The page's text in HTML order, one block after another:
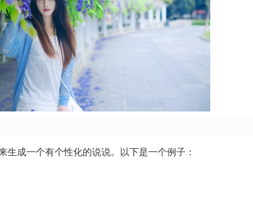
生成一个有个性化的说说。以下是一个例子：